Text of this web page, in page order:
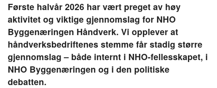
Første halvår 2026 har vært preget av høy
aktivitet og viktige gjennomslag for NHO
Byggenæringen Håndverk. Vi opplever at
håndverksbedriftenes stemme får stadig større
gjennomslag – både internt i NHO-fellesskapet, i
NHO Byggenæringen og i den politiske
debatten.